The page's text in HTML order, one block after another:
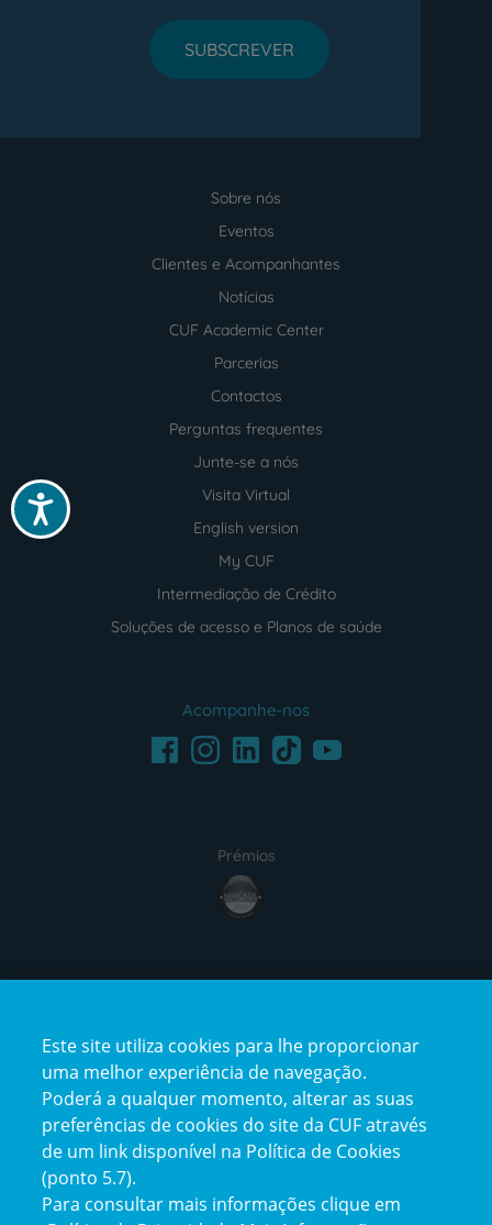
Acessibilidade
SUBSCREVER
Sobre nós
Eventos
Clientes e Acompanhantes
Notícias
CUF Academic Center
Parcerias
Contactos
Perguntas frequentes
Junte-se a nós
Visita Virtual
English version
My CUF
Intermediação de Crédito
Soluções de acesso e Planos de saúde
Acompanhe-nos
FacebookInstagramLinkedInTikTokYoutube
Prémios
award4
certification2certification3
Reclamações
Este site utiliza cookies para lhe proporcionar
uma melhor experiência de navegação.
Poderá a qualquer momento, alterar as suas
preferências de cookies do site da CUF através
de um link disponível na Política de Cookies
(ponto 5.7).
Para consultar mais informações clique em